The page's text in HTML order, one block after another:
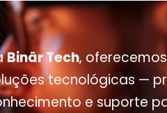
Binär Tech,
tecnológicas —
e suporte